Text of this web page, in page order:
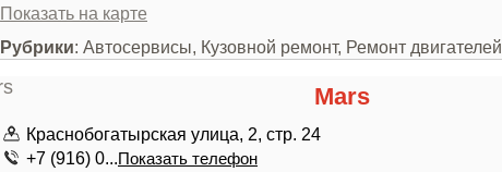
Показать на карте
Рубрики: Автосервисы, Кузовной ремонт, Ремонт двигателей
Mars
Краснобогатырская улица, 2, стр. 24
+7 (916) 0...Показать телефон